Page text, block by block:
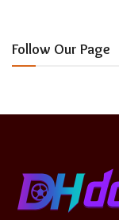
Follow Our Page